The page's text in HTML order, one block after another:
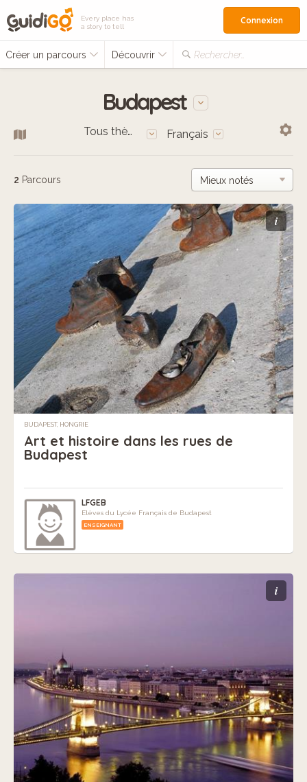
Every place has
a story to tell
Créer un parcours Découvrir Rechercher…
Connexion
Budapest
Tous thèmes Français
2 Parcours
i
BUDAPEST, HONGRIE
Art et histoire dans les rues de
Budapest
LFGEB
Elèves du Lycée Français de Budapest
ENSEIGNANT
i